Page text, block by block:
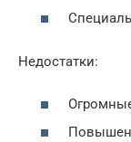
Недостатки: